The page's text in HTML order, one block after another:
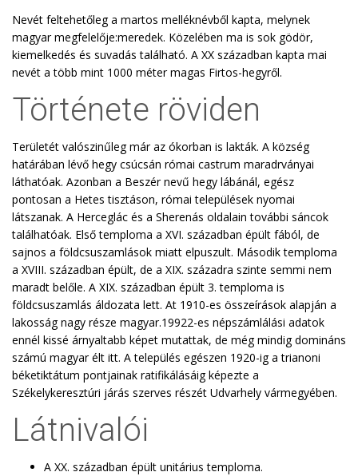
Nevét feltehetőleg a martos melléknévből kapta, melynek
magyar megfelelője:meredek. Közelében ma is sok gödör,
kiemelkedés és suvadás található. A XX században kapta mai
nevét a több mint 1000 méter magas Firtos-hegyről.
Története röviden
Területét valószinűleg már az ókorban is lakták. A község
határában lévő hegy csúcsán római castrum maradrványai
láthatóak. Azonban a Beszér nevű hegy lábánál, egész
pontosan a Hetes tisztáson, római települések nyomai
látszanak. A Herceglác és a Sherenás oldalain további sáncok
találhatóak. Első temploma a XVI. században épült fából, de
sajnos a földcsuszamlások miatt elpuszult. Második temploma
a XVIII. században épült, de a XIX. századra szinte semmi nem
maradt belőle. A XIX. században épült 3. temploma is
földcsuszamlás áldozata lett. At 1910-es összeírások alapján a
lakosság nagy része magyar.19922-es népszámlálási adatok
ennél kissé árnyaltabb képet mutattak, de még mindig domináns
számú magyar élt itt. A település egészen 1920-ig a trianoni
béketiktátum pontjainak ratifikálásáig képezte a
Székelykeresztúri járás szerves részét Udvarhely vármegyében.
Látnivalói
A XX. században épült unitárius temploma.